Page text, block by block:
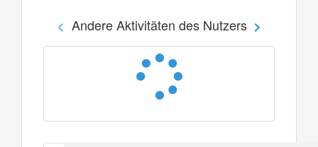
Andere Aktivitäten des Nutzers